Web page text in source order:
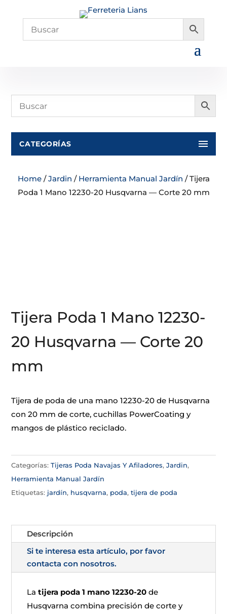
CATEGORÍAS
Home/Jardin / Herramienta Manual Jardín / Tijera
Poda 1 Mano 12230-20 Husqvarna — Corte 20 mm
Tijera Poda 1 Mano 12230-
20 Husqvarna — Corte 20
mm
Tijera de poda de una mano 12230-20 de Husqvarna
con 20 mm de corte, cuchillas PowerCoating y
mangos de plástico reciclado.
Categorías:Tijeras Poda Navajas Y Afiladores,Jardin,
Herramienta Manual Jardín
Etiquetas: jardín, husqvarna, poda,tijera de poda
Descripción
Si te interesa esta artículo, por favor
contacta con nosotros.
Latijera poda 1 mano 12230-20 de
Husqvarna combina precisión de corte y